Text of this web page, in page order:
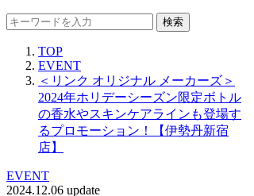
検索
TOP
EVENT
＜リンク オリジナル メーカーズ＞
2024年ホリデーシーズン限定ボトル
の香水やスキンケアラインも登場す
るプロモーション！【伊勢丹新宿
店】
EVENT
2024.12.06 update